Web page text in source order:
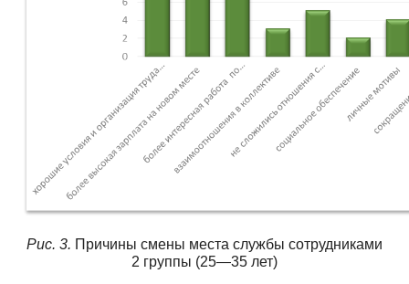
Рис. 3. Причины смены места службы сотрудниками
2 группы (25—35 лет)